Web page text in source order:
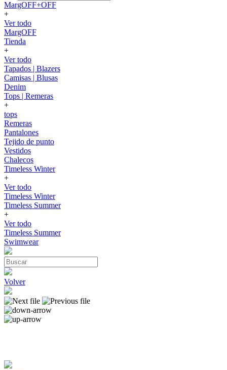
MargOFF+OFF
+
Ver todo
MargOFF
Tienda
+
Ver todo
Tapados | Blazers
Camisas | Blusas
Denim
Tops | Remeras
+
tops
Remeras
Pantalones
Tejido de punto
Vestidos
Chalecos
Timeless Winter
+
Ver todo
Timeless Winter
Timeless Summer
+
Ver todo
Timeless Summer
Swimwear
Volver